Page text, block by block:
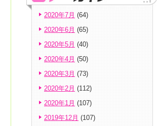
2020年7月 (64)
2020年6月 (65)
2020年5月 (40)
2020年4月 (50)
2020年3月 (73)
2020年2月 (112)
2020年1月 (107)
2019年12月 (107)